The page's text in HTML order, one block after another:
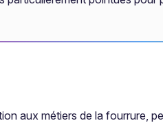
aux métiers de la fourrure,